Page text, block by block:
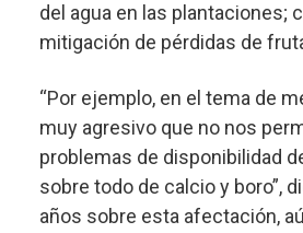
del agua en las plantaciones;
mitigación de pérdidas de
“Por ejemplo, en el tema de
muy agresivo que no nos
problemas de disponibilidad
sobre todo de calcio y boro”,
años sobre esta afectación,